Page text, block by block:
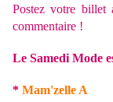
Postez votre
commentaire !
Le Samedi Mode
* Mam'zelle A